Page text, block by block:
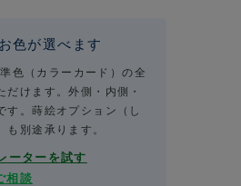
色が選べます
色（カラーカード）の全
けます。外側・内側・
す。蒔絵オプション（し
も別途承ります。
ーターを試す
相談